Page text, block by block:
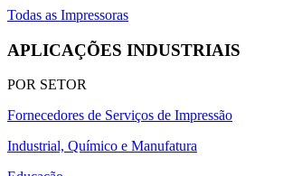
Todas as Impressoras
APLICAÇÕES INDUSTRIAIS
POR SETOR
Fornecedores de Serviços de Impressão
Industrial, Químico e Manufatura